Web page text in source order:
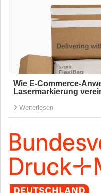
Wie E-Commerce-
Lasermarkierung
Weiterlesen